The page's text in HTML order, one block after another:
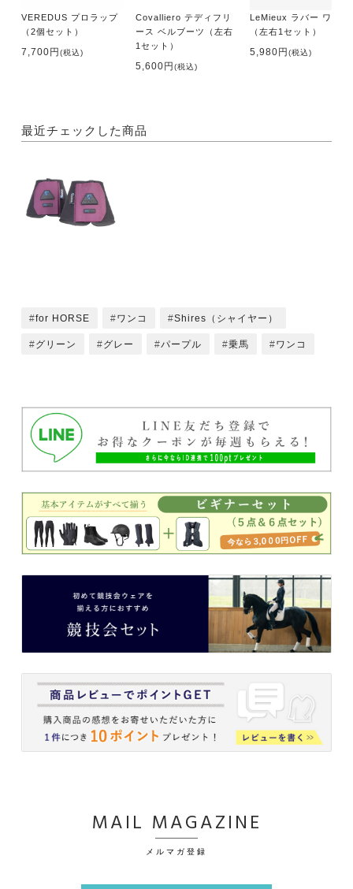
VEREDUS プロラップ
（2個セット）
7,700円(税込)
Covalliero テディフリ
ース ベルブーツ（左右
1セット）
5,600円(税込)
LeMieux ラバー ワンコ
（左右1セット）
5,980円(税込)
最近チェックした商品
for HORSE ワンコ Shires（シャイヤー）
グリーン グレー パープル 乗馬 ワンコ
MAIL MAGAZINE
メルマガ登録